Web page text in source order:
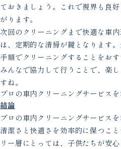
ておきましょう。これで視界も良
がります。
次回のクリーニングまで快適な車
は、定期的な清掃が鍵となります
手順でクリーニングすることをお
みんなで協力して行うことで、楽
すね。
プロの車内クリーニングサービス
結論
プロの車内クリーニングサービス
清潔さと快適さを効率的に保つこ
リー層にとっては、子供たちが安